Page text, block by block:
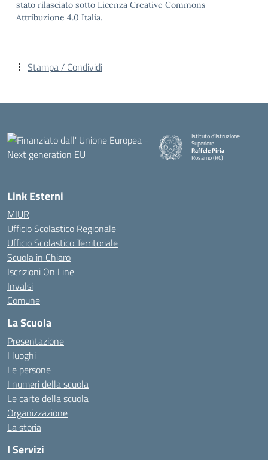
stato rilasciato sotto Licenza Creative Commons
Attribuzione 4.0 Italia.
Stampa / Condividi
Istituto d'Istruzione
Superiore
Raffele Piria
Rosarno (RC)
Link Esterni
MIUR
Ufficio Scolastico Regionale
Ufficio Scolastico Territoriale
Scuola in Chiaro
Iscrizioni On Line
Invalsi
Comune
La Scuola
Presentazione
I luoghi
Le persone
I numeri della scuola
Le carte della scuola
Organizzazione
La storia
I Servizi